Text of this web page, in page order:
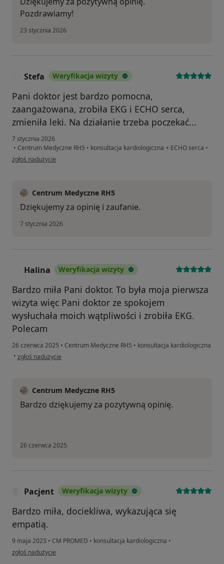
Pozdrawiamy!
23 stycznia 2026
Stefa Weryfikacja wizyty
Pani doktor jest bardzo pomocna,
zaangażowana, zrobiła EKG i ECHO serca,
zmieniła leki. Na działanie trzeba poczekać...
7 stycznia 2026
• Centrum Medyczne RH5 • konsultacja kardiologiczna + ECHO serca •
w opinii użytkownika Stefa
zgłoś nadużycie
Centrum Medyczne RH5
Dziękujemy za opinię i zaufanie.
7 stycznia 2026
Halina Weryfikacja wizyty
Bardzo miła Pani doktor. To była moja pierwsza
wizyta więc Pani doktor ze spokojem
wysłuchała moich wątpliwości i zrobiła EKG.
Polecam
26 czerwca 2025 • Centrum Medyczne RH5 • konsultacja kardiologiczna
• w opinii użytkownika Halina
zgłoś nadużycie
Centrum Medyczne RH5
Bardzo dziękujemy za pozytywną opinię.
26 czerwca 2025
Pacjent Weryfikacja wizyty
Bardzo miła, dociekliwa, wykazująca się
empatią.
9 maja 2023 • CM PROMED • konsultacja kardiologiczna •
w opinii użytkownika Pacjent
zgłoś nadużycie